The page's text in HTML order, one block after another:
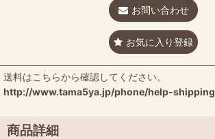
お問い合わせ
お気に入り登録
送料はこちらから確認してください。
http://www.tama5ya.jp/phone/help-shipping
商品詳細